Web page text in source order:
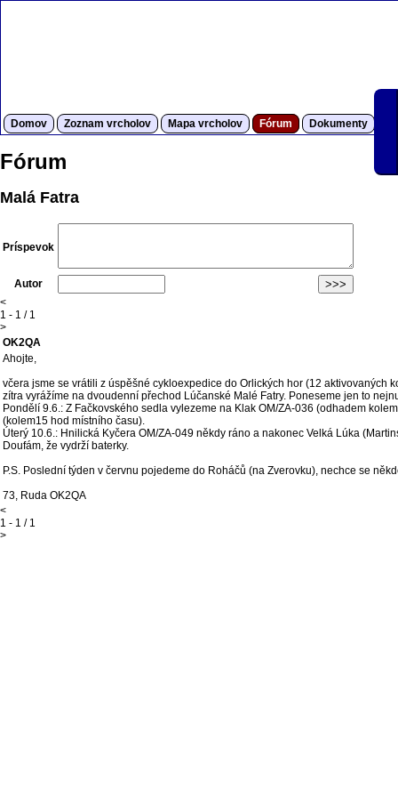
Domov Zoznam vrcholov Mapa vrcholov Fórum Dokumenty
Fórum
Malá Fatra
Príspevok
Autor
<
1 - 1 / 1
>
OK2QA
Ahojte,
včera jsme se vrátili z úspěšné cykloexpedice do Orlických hor (12 aktivovaných
zítra vyrážíme na dvoudenní přechod Lúčanské Malé Fatry. Poneseme jen to
Pondělí 9.6.: Z Fačkovského sedla vylezeme na Klak OM/ZA-036 (odhadem
(kolem15 hod místního času).
Úterý 10.6.: Hnilická Kyčera OM/ZA-049 někdy ráno a nakonec Velká Lúka
Doufám, že vydrží baterky.
P.S. Poslední týden v červnu pojedeme do Roháčů (na Zverovku), nechce se
73, Ruda OK2QA
<
1 - 1 / 1
>